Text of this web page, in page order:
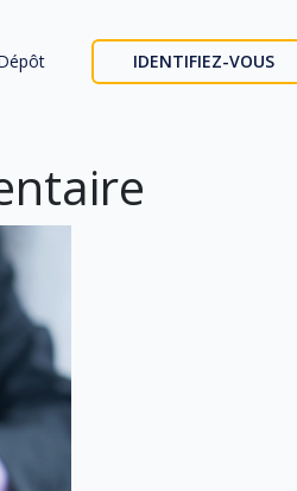
IDENTIFIEZ-VOUS